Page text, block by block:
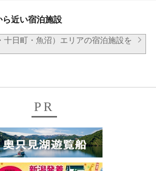
近い宿泊施設
十日町・魚沼）エリアの宿泊施設を
PR